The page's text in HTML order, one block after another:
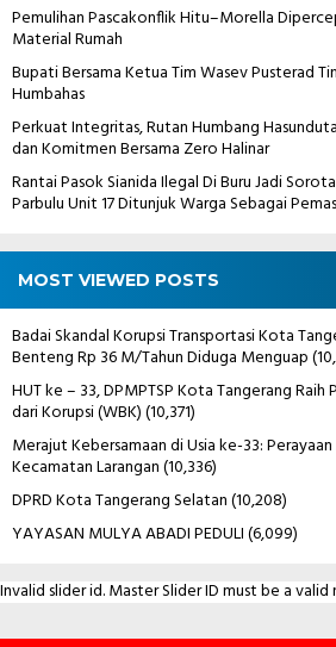
Pemulihan Pascakonflik Hitu–Morella
Material Rumah
Bupati Bersama Ketua Tim Wasev Pusterad
Humbahas
Perkuat Integritas, Rutan Humbang
dan Komitmen Bersama Zero Halinar
Rantai Pasok Sianida Ilegal Di Buru Jadi
Parbulu Unit 17 Ditunjuk Warga Sebagai
MOST VIEWED POSTS
Badai Skandal Korupsi Transportasi Kota
Benteng Rp 36 M/Tahun Diduga Menguap
HUT ke – 33, DPMPTSP Kota Tangerang
dari Korupsi (WBK)(10,371)
Merajut Kebersamaan di Usia ke-33:
Kecamatan Larangan(10,336)
DPRD Kota Tangerang Selatan(10,208)
YAYASAN MULYA ABADI PEDULI(6,099)
Invalid slider id. Master Slider ID must be a valid